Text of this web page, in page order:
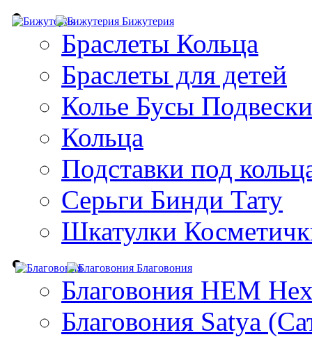
Бижутерия
Браслеты Кольца
Браслеты для детей
Колье Бусы Подвески
Кольца
Подставки под
Серьги Бинди Тату
Шкатулки
Благовония
Благовония HEM
Благовония Satya